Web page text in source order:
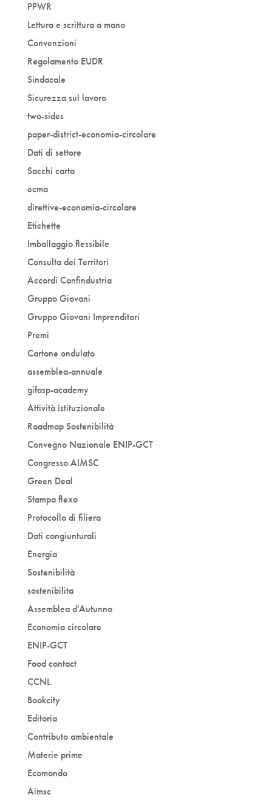
PPWR
Lettura e scrittura a mano
Convenzioni
Regolamento EUDR
Sindacale
Sicurezza sul lavoro
two-sides
paper-district-economia-circolare
Dati di settore
Sacchi carta
ecma
direttive-economia-circolare
Etichette
Imballaggio flessibile
Consulta dei Territori
Accordi Confindustria
Gruppo Giovani
Gruppo Giovani Imprenditori
Premi
Cartone ondulato
assemblea-annuale
gifasp-academy
Attività istituzionale
Roadmap Sostenibilità
Convegno Nazionale ENIP-GCT
Congresso AIMSC
Green Deal
Stampa flexo
Protocollo di filiera
Dati congiunturali
Energia
Sostenibilità
sostenibilita
Assemblea d'Autunno
Economia circolare
ENIP-GCT
Food contact
CCNL
Bookcity
Editoria
Contributo ambientale
Materie prime
Ecomondo
Aimsc